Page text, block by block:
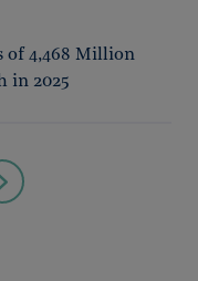
of 4,468 Million
in 2025